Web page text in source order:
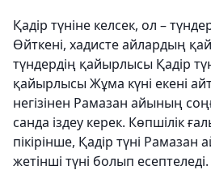
Қадір түніне келсек, ол –
Өйткені, хадисте айлардың
түндердің қайырлысы Қадір
қайырлысы Жұма күні екені
негізінен Рамазан айының
санда іздеу керек. Көпшілік
пікірінше, Қадір түні
жетінші түні болып есептеледі.